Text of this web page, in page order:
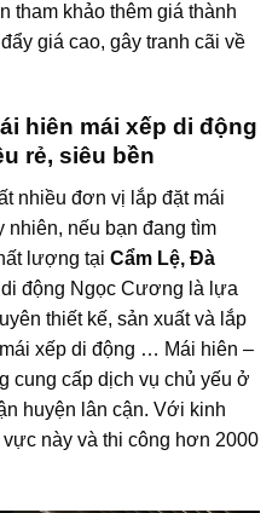
tham khảo thêm giá thành
giá cao, gây tranh cãi về
hiên mái xếp di động
rẻ, siêu bền
nhiều đơn vị lắp đặt mái
nhiên, nếu bạn đang tìm
lượng tại Cẩm Lệ, Đà
động Ngọc Cương là lựa
thiết kế, sản xuất và lắp
xếp di động … Mái hiên –
cung cấp dịch vụ chủ yếu ở
huyện lân cận. Với kinh
này và thi công hơn 2000